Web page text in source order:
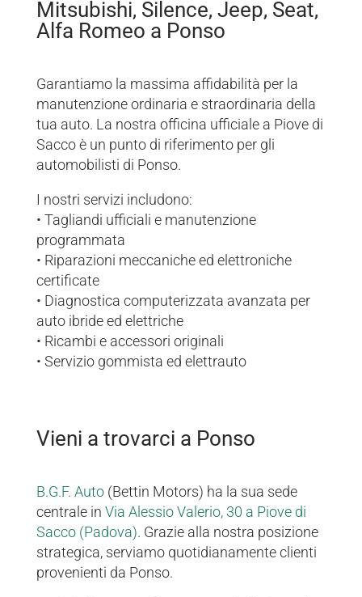
Mitsubishi, Silence, Jeep, Seat,
Alfa Romeo a Ponso
Garantiamo la massima affidabilità per la
manutenzione ordinaria e straordinaria della
tua auto. La nostra officina ufficiale a Piove di
Sacco è un punto di riferimento per gli
automobilisti di Ponso.
I nostri servizi includono:
• Tagliandi ufficiali e manutenzione
programmata
• Riparazioni meccaniche ed elettroniche
certificate
• Diagnostica computerizzata avanzata per
auto ibride ed elettriche
• Ricambi e accessori originali
• Servizio gommista ed elettrauto
Vieni a trovarci a Ponso
B.G.F. Auto(Bettin Motors) ha la sua sede
centrale in Via Alessio Valerio, 30 a Piove di
Sacco (Padova). Grazie alla nostra posizione
strategica, serviamo quotidianamente clienti
provenienti da Ponso.